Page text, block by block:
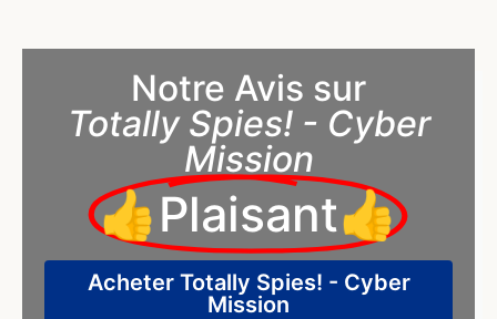
Notre Avis sur
Totally Spies! - Cyber
Mission
👍Plaisant👍
Acheter Totally Spies! - Cyber
Mission